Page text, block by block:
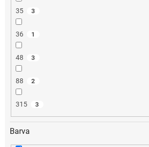
35 3
36 1
48 3
88 2
315 3
Barva